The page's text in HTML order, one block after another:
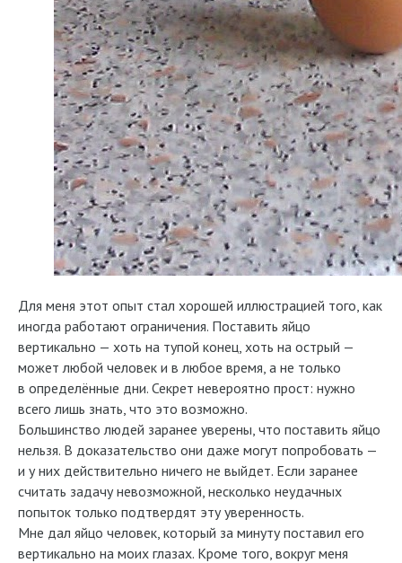
Для меня этот опыт стал хорошей иллюстрацией того, как
иногда работают ограничения. Поставить яйцо
вертикально — хоть на тупой конец, хоть на острый —
может любой человек и в любое время, а не только
в определённые дни. Секрет невероятно прост: нужно
всего лишь знать, что это возможно.
Большинство людей заранее уверены, что поставить яйцо
нельзя. В доказательство они даже могут попробовать —
и у них действительно ничего не выйдет. Если заранее
считать задачу невозможной, несколько неудачных
попыток только подтвердят эту уверенность.
Мне дал яйцо человек, который за минуту поставил его
вертикально на моих глазах. Кроме того, вокруг меня